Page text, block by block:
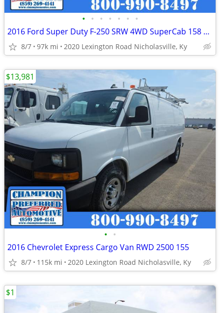
• • • • • • •
2016 Ford Super Duty F-250 SRW 4WD SuperCab 158 XLT
8/7 97k mi 2020 Lexington Road Nicholasville, Ky
• •
2016 Chevrolet Express Cargo Van RWD 2500 155
8/7 115k mi 2020 Lexington Road Nicholasville, Ky
$13,981
$1